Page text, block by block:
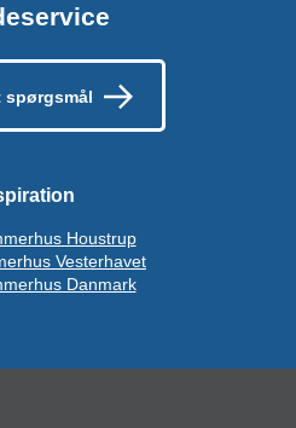
spørgsmål
Houstrup
Vesterhavet
Danmark